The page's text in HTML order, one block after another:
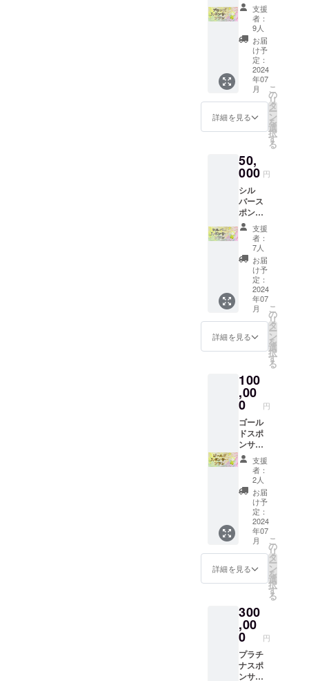
にてお
送りさ
せてい
ただき
ます。
に費用
がかか
らない
分大切
に利用
させて
いただ
きま
す。
プラン
こころ
のドリ
ルペー
ジにス
ポン
サー名/
ロゴ掲
（小）
寄付活
動のレ
りしま
す。 絵
本10冊
お届け
しま
す。 ※
掲載を
希望さ
れるお
名前を
備考欄
にご記
載くだ
さい。
※ロゴの
データ
のやり
案内さ
せてい
ただき
ます。
※掲載期
間は1年
間にな
りま
す。
支援
者：
9人
お届
け予
定：
2024
年07
月
詳細を見る
こ
の
リ
タ
ー
ン
を
選
択
す
る
50,
000 円
シル
バース
ポン
サープ
ラン こ
ころの
ドリル
ページ
にスポ
ンサー
名/ロゴ
掲載
（中）
寄付活
動のレ
りしま
す。 絵
本15冊
お届け
しま
す。 イ
ベント
にシル
バース
ポン
サーと
して参
加して
頂けま
す。 ※
掲載を
希望さ
れるお
名前を
載くだ
さい。
※ロゴの
データ
のやり
取りは
メール
支援
者：
7人
お届
け予
定：
2024
年07
月
詳細を見る
こ
の
リ
タ
ー
ン
を
選
択
す
る
100
,00
0 円
ゴール
ドスポ
ンサー
プラン
こころ
のドリ
ルペー
ジにス
ポン
サー名/
ロゴ掲
（大）
寄付活
動のレ
りしま
す。 絵
本30冊
お届け
しま
す。 イ
ベント
支援
者：
2人
お届
け予
定：
2024
年07
月
詳細を見る
こ
の
リ
タ
ー
ン
を
選
択
す
る
300
,00
0 円
プラチ
ナスポ
ンサー